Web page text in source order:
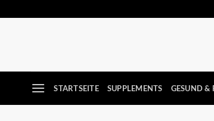
STARTSEITE SUPPLEMENTS GESUND &